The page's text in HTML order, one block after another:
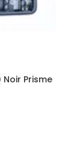
Noir Prisme